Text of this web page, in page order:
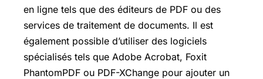
en ligne tels que des éditeurs de PDF ou des
services de traitement de documents. Il est
également possible d’utiliser des logiciels
spécialisés tels que Adobe Acrobat, Foxit
PhantomPDF ou PDF-XChange pour ajouter un